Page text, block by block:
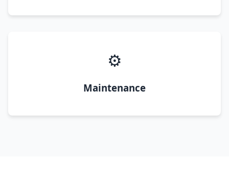
⚙️
Maintenance